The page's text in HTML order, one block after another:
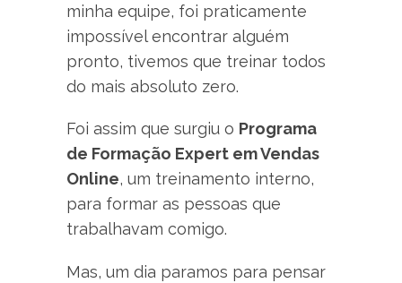
minha equipe, foi praticamente
impossível encontrar alguém
pronto, tivemos que treinar todos
do mais absoluto zero.
Foi assim que surgiu o Programa
de Formação Expert em Vendas
Online, um treinamento interno,
para formar as pessoas que
trabalhavam comigo.
Mas, um dia paramos para pensar